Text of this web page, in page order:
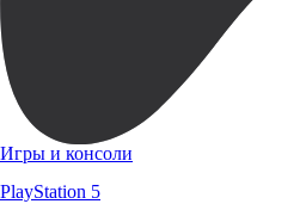
Игры и консоли
PlayStation 5